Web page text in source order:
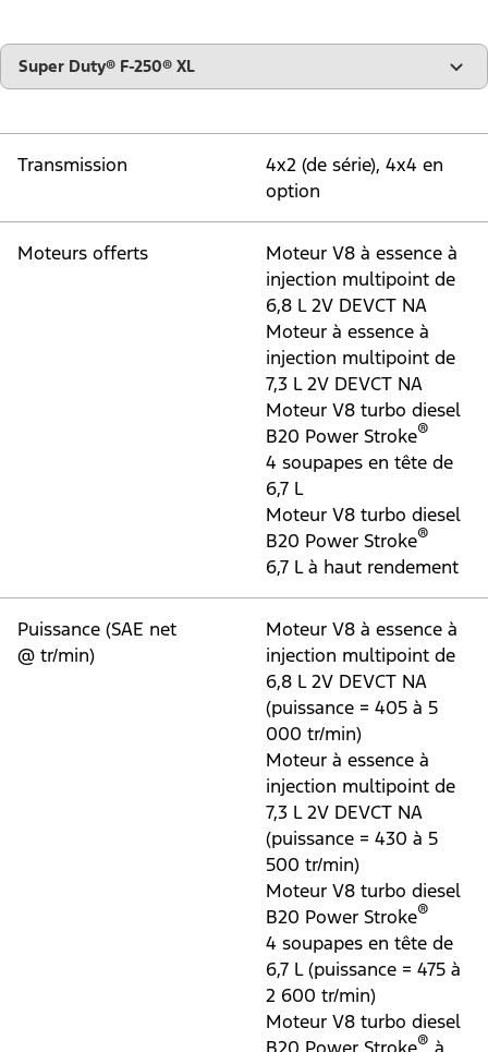
"Modèles"
Super Duty® F-250® XL
Transmission
4x2 (de série), 4x4 en
option
Moteurs offerts
Moteur V8 à essence à
injection multipoint de
6,8 L 2V DEVCT NA
Moteur à essence à
injection multipoint de
7,3 L 2V DEVCT NA
Moteur V8 turbo diesel
B20 Power Stroke®
4 soupapes en tête de
6,7 L
Moteur V8 turbo diesel
B20 Power Stroke®
6,7 L à haut rendement
Puissance (SAE net
@ tr/min)
Moteur V8 à essence à
injection multipoint de
6,8 L 2V DEVCT NA
(puissance = 405 à 5
000 tr/min)
Moteur à essence à
injection multipoint de
7,3 L 2V DEVCT NA
(puissance = 430 à 5
500 tr/min)
Moteur V8 turbo diesel
B20 Power Stroke®
4 soupapes en tête de
6,7 L (puissance = 475 à
2 600 tr/min)
Moteur V8 turbo diesel
®